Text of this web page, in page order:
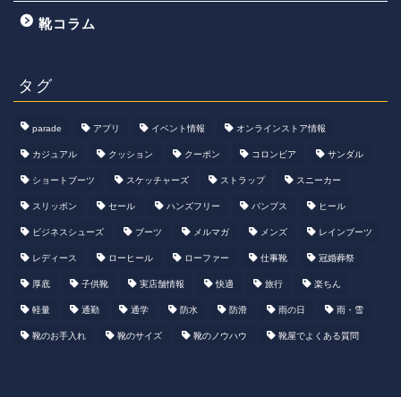
靴コラム
タグ
parade アプリ イベント情報 オンラインストア情報
カジュアル クッション クーポン コロンビア サンダル
ショートブーツ スケッチャーズ ストラップ スニーカー
スリッポン セール ハンズフリー パンプス ヒール
ビジネスシューズ ブーツ メルマガ メンズ レインブーツ
レディース ローヒール ローファー 仕事靴 冠婚葬祭
厚底 子供靴 実店舗情報 快適 旅行 楽ちん
軽量 通勤 通学 防水 防滑 雨の日 雨・雪
靴のお手入れ 靴のサイズ 靴のノウハウ 靴屋でよくある質問